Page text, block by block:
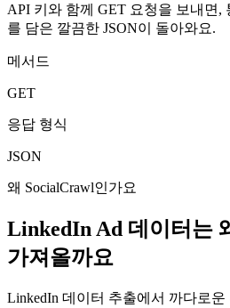
API 키와 함께 GET 요청을 보내면,
를 담은 깔끔한 JSON이 돌아와요.
메서드
GET
응답 형식
JSON
왜 SocialCrawl인가요
LinkedIn Ad 데이터는
가져올까요
LinkedIn 데이터 추출에서 까다로운